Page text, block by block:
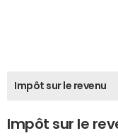
Impôt sur le revenu
Impôt sur le